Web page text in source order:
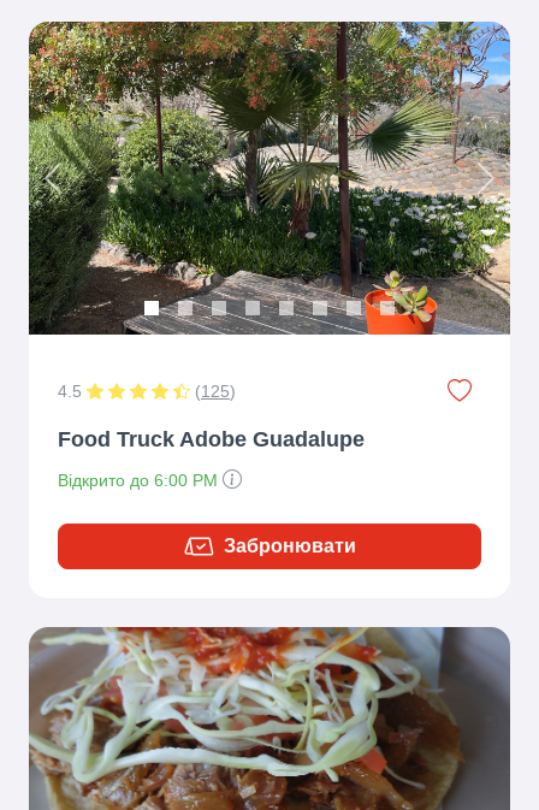
Previous Next
4.5 (125)
Food Truck Adobe Guadalupe
Відкрито до 6:00 PM
Забронювати